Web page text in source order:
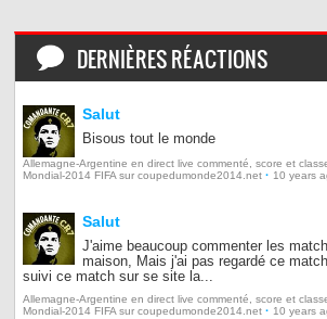
DERNIÈRES RÉACTIONS
Salut
Bisous tout le monde
Allemagne-Argentine en direct live commenté, score et
Mondial-2014 FIFA sur coupedumonde2014.net · 10 years
Salut
J'aime beaucoup commenter les
maison, Mais j'ai pas regardé ce
suivi ce match sur se site la...
Allemagne-Argentine en direct live commenté, score et
Mondial-2014 FIFA sur coupedumonde2014.net · 10 years